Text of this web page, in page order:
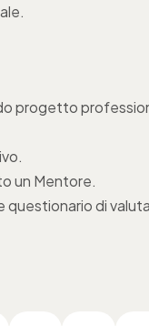
progetto
un Mentore.
di